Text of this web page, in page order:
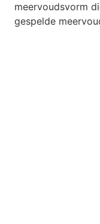
meervoudsvorm
gespelde